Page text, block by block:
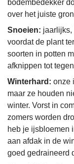
bodembedekker
over het juiste
Snoeien: jaarlijks,
voordat de plant
soorten in potten
afknippen tot
Winterhard: onze
maar ze houden
winter. Vorst in
zomers worden
heb je ijsbloemen
aan afdak in de
goed gedraineerd